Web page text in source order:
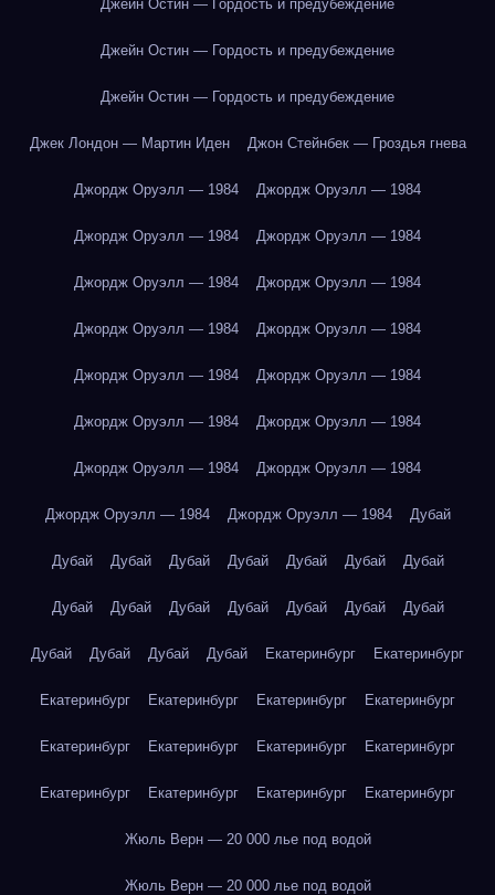
Джейн Остин — Гордость и предубеждение
Джейн Остин — Гордость и предубеждение
Джейн Остин — Гордость и предубеждение
Джек Лондон — Мартин Иден Джон Стейнбек — Гроздья гнева
Джордж Оруэлл — 1984 Джордж Оруэлл — 1984
Джордж Оруэлл — 1984 Джордж Оруэлл — 1984
Джордж Оруэлл — 1984 Джордж Оруэлл — 1984
Джордж Оруэлл — 1984 Джордж Оруэлл — 1984
Джордж Оруэлл — 1984 Джордж Оруэлл — 1984
Джордж Оруэлл — 1984 Джордж Оруэлл — 1984
Джордж Оруэлл — 1984 Джордж Оруэлл — 1984
Джордж Оруэлл — 1984 Джордж Оруэлл — 1984 Дубай
Дубай Дубай Дубай Дубай Дубай Дубай Дубай
Дубай Дубай Дубай Дубай Дубай Дубай Дубай
Дубай Дубай Дубай Дубай Екатеринбург Екатеринбург
Екатеринбург Екатеринбург Екатеринбург Екатеринбург
Екатеринбург Екатеринбург Екатеринбург Екатеринбург
Екатеринбург Екатеринбург Екатеринбург Екатеринбург
Жюль Верн — 20 000 лье под водой
Жюль Верн — 20 000 лье под водой